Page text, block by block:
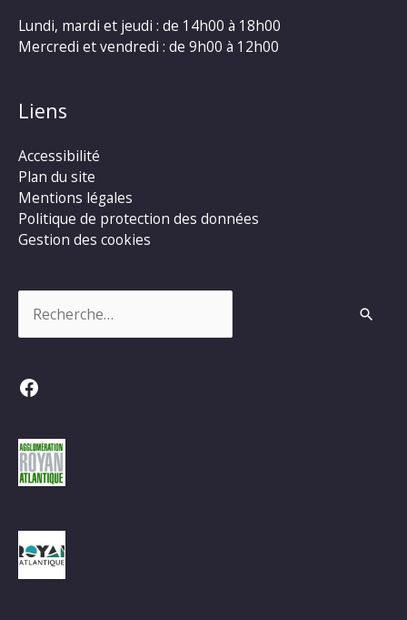
Lundi, mardi et jeudi : de 14h00 à 18h00
Mercredi et vendredi : de 9h00 à 12h00
Liens
Accessibilité
Plan du site
Mentions légales
Politique de protection des données
Gestion des cookies
Facebook